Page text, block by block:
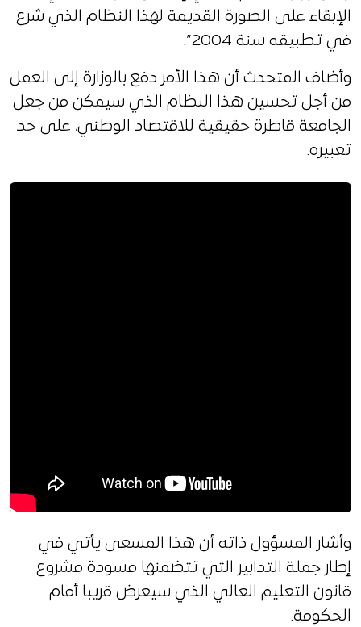
الإبقاء على الصورة القديمة لهذا النظام الذي شرع
في تطبيقه سنة 2004”.
وأضاف المتحدث أن هذا الأمر دفع بالوزارة إلى العمل
من أجل تحسين هذا النظام الذي سيمكن من جعل
الجامعة قاطرة حقيقية للاقتصاد الوطني، على حد
تعبيره.
وأشار المسؤول ذاته أن هذا المسعى يأتي في
إطار جملة التدابير التي تتضمنها مسودة مشروع
قانون التعليم العالي الذي سيعرض قريبا أمام
الحكومة.